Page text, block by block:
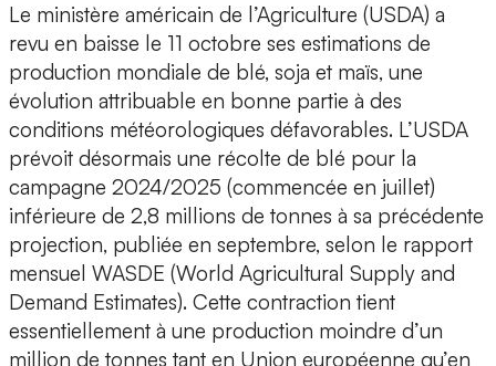
Le ministère américain de l’Agriculture (USDA) a
revu en baisse le 11 octobre ses estimations de
production mondiale de blé, soja et maïs, une
évolution attribuable en bonne partie à des
conditions météorologiques défavorables. L’USDA
prévoit désormais une récolte de blé pour la
campagne 2024/2025 (commencée en juillet)
inférieure de 2,8 millions de tonnes à sa précédente
projection, publiée en septembre, selon le rapport
mensuel WASDE (World Agricultural Supply and
Demand Estimates). Cette contraction tient
essentiellement à une production moindre d’un
million de tonnes tant en Union européenne qu’en